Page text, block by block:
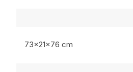
73x21x76 cm